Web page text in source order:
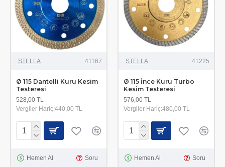
STELLA 41167
Ø 115 Dantelli Kuru Kesim
Testeresi
528,00 TL
Vergiler Hariç:440,00 TL
Hemen Al Soru
STELLA 41225
Ø 115 İnce Kuru Turbo
Kesim Testeresi
576,00 TL
Vergiler Hariç:480,00 TL
Hemen Al Soru